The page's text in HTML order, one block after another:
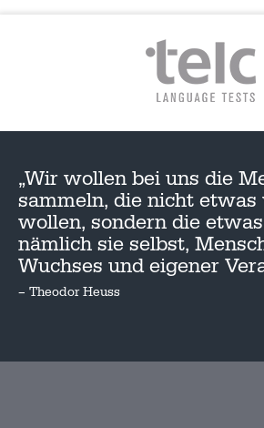
„Wir wollen bei uns die
sammeln, die nicht etwas
wollen, sondern die
nämlich sie selbst,
Wuchses und eigener
– Theodor Heuss